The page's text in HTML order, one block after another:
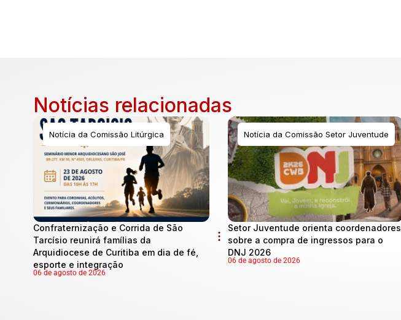
Notícias relacionadas
Notícia da Comissão Litúrgica
Confraternização e Corrida de São
Tarcísio reunirá famílias da
Arquidiocese de Curitiba em dia de fé,
esporte e integração
06 de agosto de 2026
Notícia da Comissão Setor Juventude
Setor Juventude orienta coordenadores
sobre a compra de ingressos para o
DNJ 2026
06 de agosto de 2026